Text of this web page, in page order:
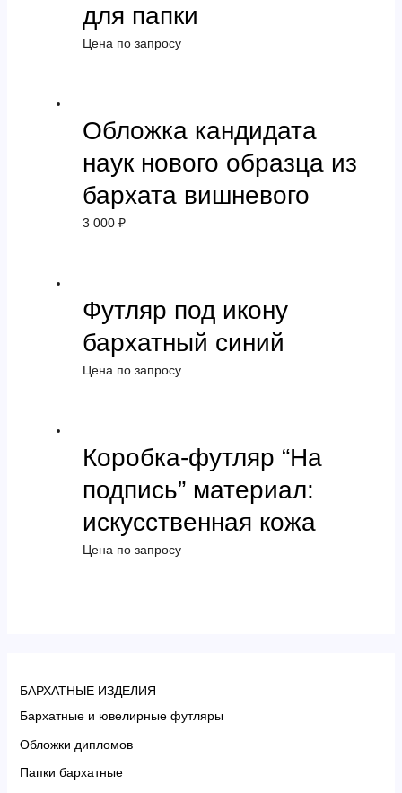
БАРХАТНЫЕ ИЗДЕЛИЯ
Бархатные и ювелирные футляры
Обложки дипломов
Папки бархатные
для папки
Цена по запросу
Обложка кандидата
наук нового образца из
бархата вишневого
3 000 ₽
Футляр под икону
бархатный синий
Цена по запросу
Коробка-футляр “На
подпись” материал:
искусственная кожа
Цена по запросу